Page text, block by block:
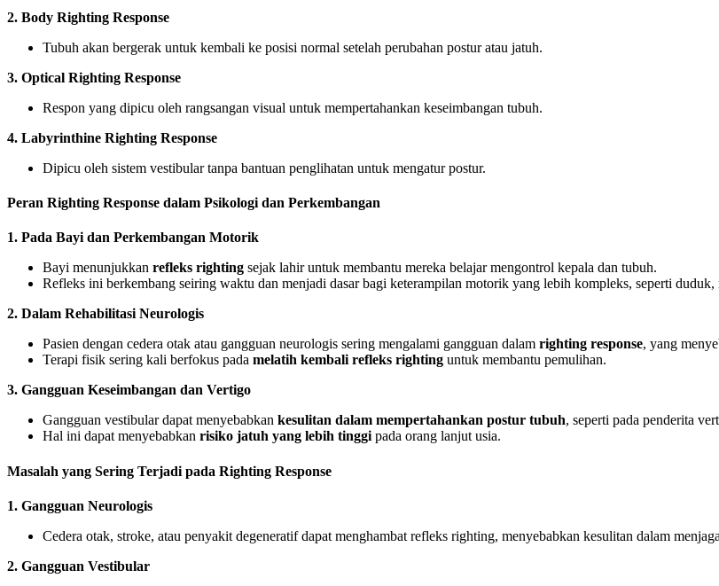
2. Body Righting Response
Tubuh akan bergerak untuk kembali ke posisi normal setelah perubahan postur atau jatuh.
3. Optical Righting Response
Respon yang dipicu oleh rangsangan visual untuk mempertahankan keseimbangan tubuh.
4. Labyrinthine Righting Response
Dipicu oleh sistem vestibular tanpa bantuan penglihatan untuk mengatur postur.
Peran Righting Response dalam Psikologi dan Perkembangan
1. Pada Bayi dan Perkembangan Motorik
Bayi menunjukkan refleks righting sejak lahir untuk membantu mereka belajar mengontrol kepala dan tubuh.
Refleks ini berkembang seiring waktu dan menjadi dasar bagi keterampilan motorik yang lebih kompleks, seperti duduk,
2. Dalam Rehabilitasi Neurologis
Pasien dengan cedera otak atau gangguan neurologis sering mengalami gangguan dalam righting response, yang
Terapi fisik sering kali berfokus pada melatih kembali refleks righting untuk membantu pemulihan.
3. Gangguan Keseimbangan dan Vertigo
Gangguan vestibular dapat menyebabkan kesulitan dalam mempertahankan postur tubuh, seperti pada penderita
Hal ini dapat menyebabkan risiko jatuh yang lebih tinggipada orang lanjut usia.
Masalah yang Sering Terjadi pada Righting Response
1. Gangguan Neurologis
Cedera otak, stroke, atau penyakit degeneratif dapat menghambat refleks righting, menyebabkan kesulitan dalam
2. Gangguan Vestibular